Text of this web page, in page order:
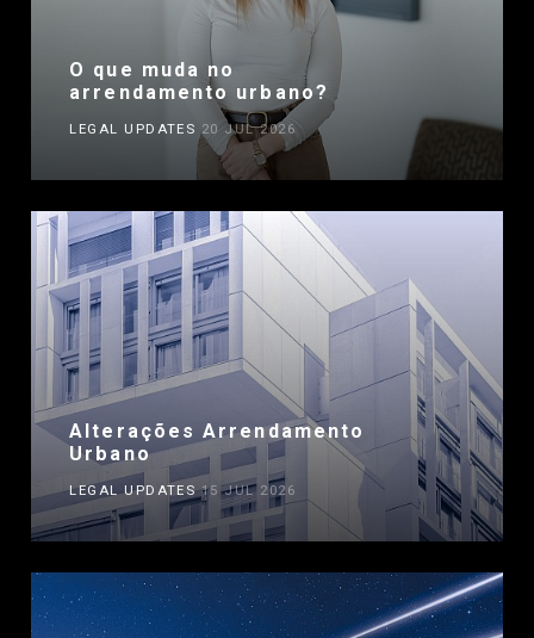
O que muda no
arrendamento urbano?
LEGAL UPDATES 20 JUL 2026
Alterações Arrendamento
Urbano
LEGAL UPDATES15 JUL 2026